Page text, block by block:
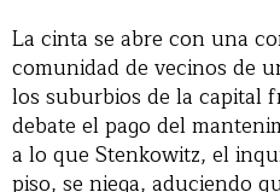
La cinta se abre con una
comunidad de vecinos de
los suburbios de la capital
debate el pago del
a lo que Stenkowitz, el
piso, se niega, aduciendo